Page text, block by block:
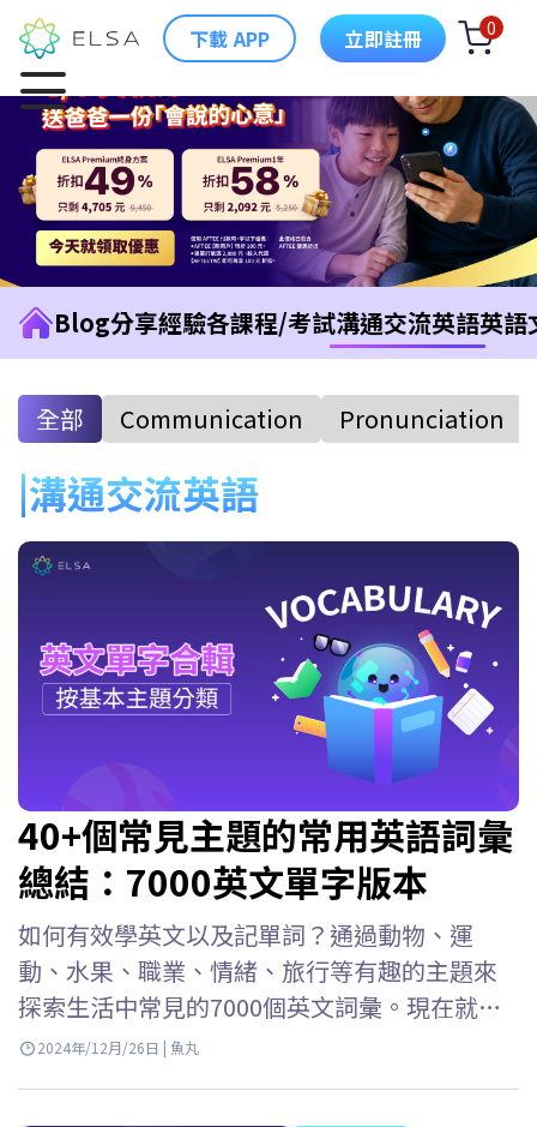
下載 APP 立即註冊 0
Blog分享經驗各課程/考試溝通交流英語英語
全部 Communication Pronunciation
溝通交流英語
40+個常見主題的常用英語詞彙
總結：7000英文單字版本
如何有效學英文以及記單詞？通過動物、運
動、水果、職業、情緒、旅行等有趣的主題來
探索生活中常見的7000個英文詞彙。現在就跟
ELSA Speak 一起來了解吧！ 按主題學習英語詞
2024年/12月/26日 | 魚丸